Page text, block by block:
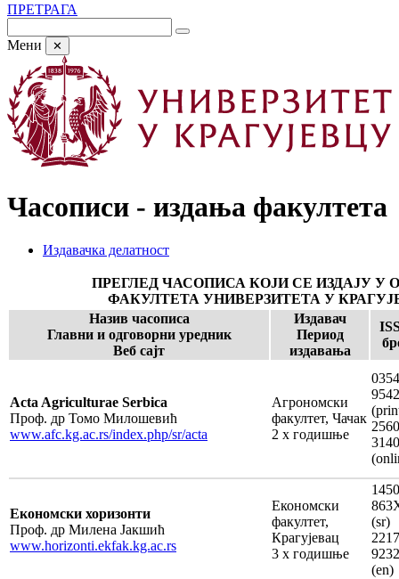
ПРЕТРАГА
Мени ✕
Часописи - издања факултета
Издавачка делатност
ПРЕГЛЕД ЧАСОПИСА КОЈИ СЕ ИЗДАЈУ У
ФАКУЛТЕТА УНИВЕРЗИТЕТА У
Назив часописа
Главни и одговорни уредник
Веб сајт
Издавач
Период
издавања
Acta Agriculturae Serbica
Проф. др Томо Милошевић
www.afc.kg.ac.rs/index.php/sr/acta
Агрономски
факултет, Чачак
2 x годишње
9542
3140
Економски хоризонти
Проф. др Милена Јакшић
www.horizonti.ekfak.kg.ac.rs
Економски
факултет,
Крагујевац
3 х годишње
(sr)
9232
(en)